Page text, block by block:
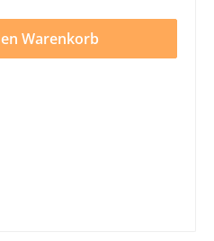
oder benutze die
Warenkorb